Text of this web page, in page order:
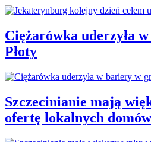
Ciężarówka uderzyła
Płoty
Szczecinianie mają
ofertę lokalnych